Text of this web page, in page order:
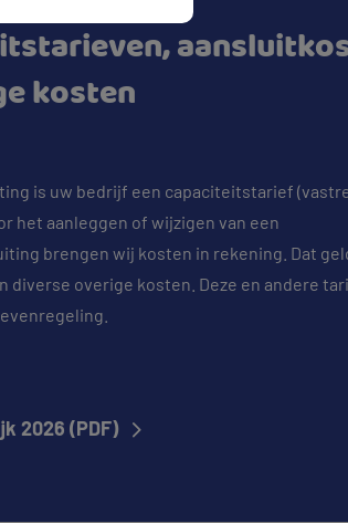
kosten
is uw bedrijf een capaciteitstarief
het aanleggen of wijzigen van een
brengen wij kosten in rekening. Dat
diverse overige kosten. Deze en andere
2026 (PDF)